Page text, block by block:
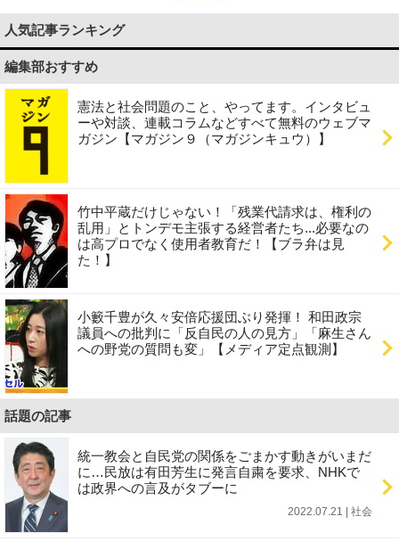
人気記事ランキング
編集部おすすめ
憲法と社会問題のこと、やってます。インタビュ
ーや対談、連載コラムなどすべて無料のウェブマ
ガジン【マガジン９（マガジンキュウ）】
竹中平蔵だけじゃない！「残業代請求は、権利の
乱用」とトンデモ主張する経営者たち...必要なの
は高プロでなく使用者教育だ！【ブラ弁は見
た！】
小籔千豊が久々安倍応援団ぶり発揮！ 和田政宗
議員への批判に「反自民の人の見方」「麻生さん
への野党の質問も変」【メディア定点観測】
話題の記事
統一教会と自民党の関係をごまかす動きがいまだ
に…民放は有田芳生に発言自粛を要求、NHKで
は政界への言及がタブーに
2022.07.21 | 社会